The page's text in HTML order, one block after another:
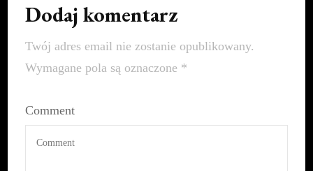
Dodaj komentarz
Twój adres email nie zostanie opublikowany.
Wymagane pola są oznaczone *
Comment